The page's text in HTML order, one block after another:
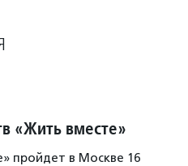
«Жить вместе»
пройдет в Москве 16